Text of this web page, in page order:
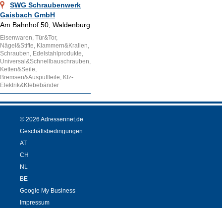
SWG Schraubenwerk
Gaisbach GmbH
Am Bahnhof 50, Waldenburg
Eisenwaren, Tür&Tor,
Nägel&Stifte, Klammern&Krallen,
Schrauben, Edelstahlprodukte,
Universal&Schnellbauschrauben,
Ketten&Seile,
Bremsen&Auspuffteile, Kfz-
Elektrik&Klebebänder
© 2026 Adressennet.de
Geschäftsbedingungen
AT
CH
NL
BE
Google My Business
Impressum